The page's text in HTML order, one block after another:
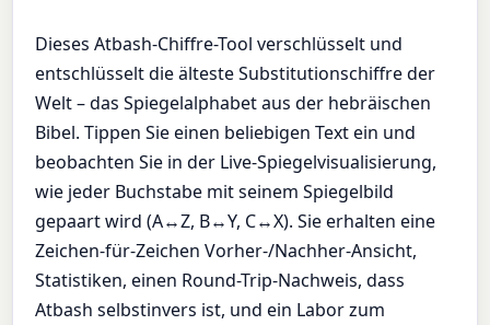
Dieses Atbash-Chiffre-Tool verschlüsselt und
entschlüsselt die älteste Substitutionschiffre der
Welt – das Spiegelalphabet aus der hebräischen
Bibel. Tippen Sie einen beliebigen Text ein und
beobachten Sie in der Live-Spiegelvisualisierung,
wie jeder Buchstabe mit seinem Spiegelbild
gepaart wird (A↔Z, B↔Y, C↔X). Sie erhalten eine
Zeichen-für-Zeichen Vorher-/Nachher-Ansicht,
Statistiken, einen Round-Trip-Nachweis, dass
Atbash selbstinvers ist, und ein Labor zum